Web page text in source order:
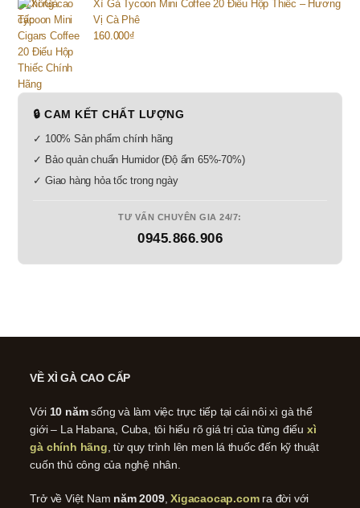
Xì Gà Tycoon Mini Coffee 20 Điếu Hộp Thiếc – Hương
Vị Cà Phê
160.000₫
🔒 CAM KẾT CHẤT LƯỢNG
✓ 100% Sản phẩm chính hãng
✓ Bảo quản chuẩn Humidor (Độ ẩm 65%-70%)
✓ Giao hàng hỏa tốc trong ngày
TƯ VẤN CHUYÊN GIA 24/7:
0945.866.906
VỀ XÌ GÀ CAO CẤP
Với 10 nămsống và làm việc trực tiếp tại cái nôi xì gà thế
giới – La Habana, Cuba, tôi hiểu rõ giá trị của từng điếu xì
gà chính hãng , từ quy trình lên men lá thuốc đến kỹ thuật
cuốn thủ công của nghệ nhân.
Trở về Việt Nam năm 2009,Xigacaocap.comra đời với